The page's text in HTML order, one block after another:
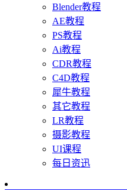
Blender教程
AE教程
PS教程
Ai教程
CDR教程
C4D教程
犀牛教程
其它教程
LR教程
摄影教程
UI课程
每日资迅